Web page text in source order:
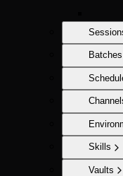
Batches
Skills
Vaults